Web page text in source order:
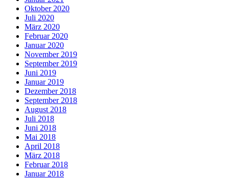
Oktober 2020
Juli 2020
März 2020
Februar 2020
Januar 2020
November 2019
September 2019
Juni 2019
Januar 2019
Dezember 2018
September 2018
August 2018
Juli 2018
Juni 2018
Mai 2018
April 2018
März 2018
Februar 2018
Januar 2018